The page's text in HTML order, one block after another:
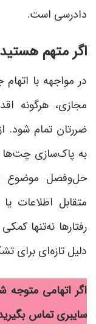
دادرسی است.
اگر متهم
در مواجهه با
مجازی، هرگونه
ضررتان تمام شود.
به پاک‌سازی چت‌ها
حل‌وفصل موضوع
متقابل اطلاعات
رفتارها نه‌تنها
دلیل تازه‌ای برای
اگر اتهامی متوجه
سایبری تماس